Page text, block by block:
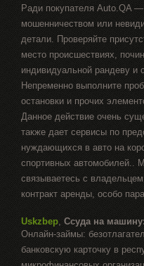
Ради покупателя Auto.QA
мошенничеством или
детали. Проверяйте
место происшествиях,
индивидуальной рандеву и
Непременно выполните
остановки и прочих
Данное действие очень
также дает сервисы по
нуждающихся в авто на
спортивных автомобилей..
связываетесь с
контракт аренды, особо
Uskzbep, Ссуда на
Онлайн-займы:
банковскую карточку в